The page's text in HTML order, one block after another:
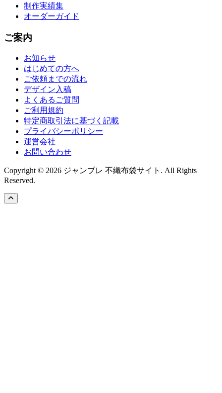
制作実績集
オーダーガイド
ご案内
お知らせ
はじめての方へ
ご依頼までの流れ
デザイン入稿
よくあるご質問
ご利用規約
特定商取引法に基づく記載
プライバシーポリシー
運営会社
お問い合わせ
Copyright © 2026 ジャンブレ 不織布袋サイト. All Rights
Reserved.